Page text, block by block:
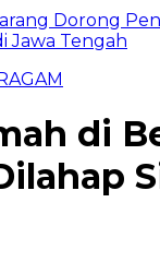
Dorong
Jawa Tengah
di